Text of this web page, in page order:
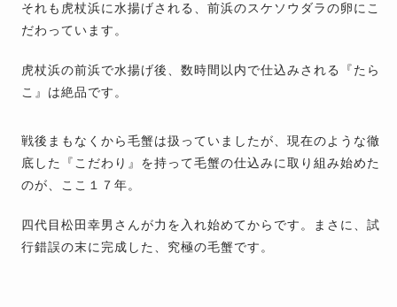
それも虎杖浜に水揚げされる、前浜のスケソウダラの卵にこ
だわっています。
虎杖浜の前浜で水揚げ後、数時間以内で仕込みされる『たら
こ』は絶品です。
戦後まもなくから毛蟹は扱っていましたが、現在のような徹
底した『こだわり』を持って毛蟹の仕込みに取り組み始めた
のが、ここ１７年。
四代目松田幸男さんが力を入れ始めてからです。まさに、試
行錯誤の末に完成した、究極の毛蟹です。